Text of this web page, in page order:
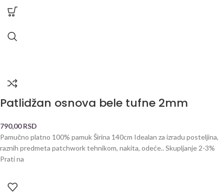
Patlidžan osnova bele tufne 2mm
790,00RSD
Pamučno platno 100% pamuk Širina 140cm Idealan za izradu posteljina,
raznih predmeta patchwork tehnikom, nakita, odeće.. Skupljanje 2-3%
Prati na